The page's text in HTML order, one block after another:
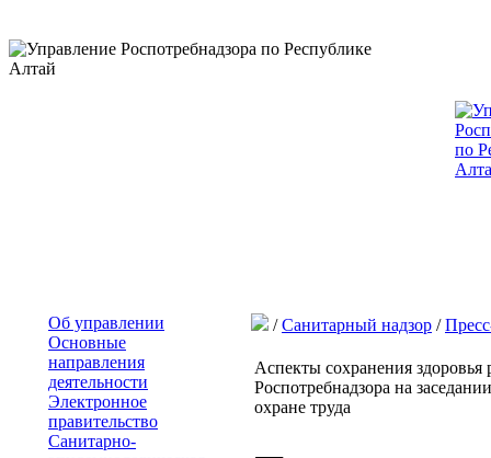
Об управлении
Основные
направления
деятельности
Электронное
правительство
Санитарно-
/Санитарный надзор /
Аспекты сохранения
Роспотребнадзора на
охране труда